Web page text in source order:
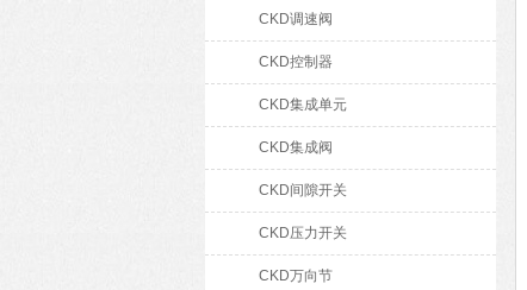
CKD调速阀
CKD控制器
CKD集成单元
CKD集成阀
CKD间隙开关
CKD压力开关
CKD万向节